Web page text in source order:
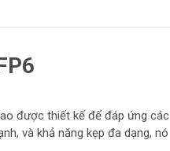
được thiết kế để đáp ứng các
và khả năng kẹp đa dạng, nó